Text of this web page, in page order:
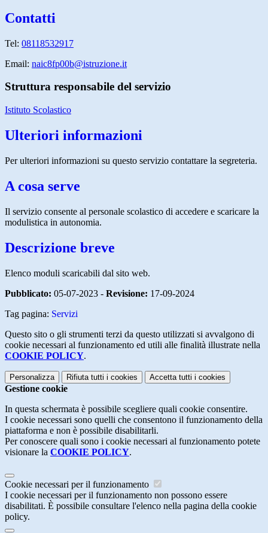
Contatti
Tel: 08118532917
Email: naic8fp00b@istruzione.it
Struttura responsabile del servizio
Istituto Scolastico
Ulteriori informazioni
Per ulteriori informazioni su questo servizio contattare la segreteria.
A cosa serve
Il servizio consente al personale scolastico di accedere e scaricare la
modulistica in autonomia.
Descrizione breve
Elenco moduli scaricabili dal sito web.
Pubblicato: 05-07-2023 - Revisione: 17-09-2024
Tag pagina: Servizi
Questo sito o gli strumenti terzi da questo utilizzati si avvalgono di
cookie necessari al funzionamento ed utili alle finalità illustrate nella
COOKIE POLICY.
Personalizza Rifiuta tutti i cookies Accetta tutti i cookies
Gestione cookie
In questa schermata è possibile scegliere quali cookie consentire.
I cookie necessari sono quelli che consentono il funzionamento della
piattaforma e non è possibile disabilitarli.
Per conoscere quali sono i cookie necessari al funzionamento potete
visionare la COOKIE POLICY.
Cookie necessari per il funzionamento
I cookie necessari per il funzionamento non possono essere
disabilitati. È possibile consultare l'elenco nella pagina della cookie
policy.